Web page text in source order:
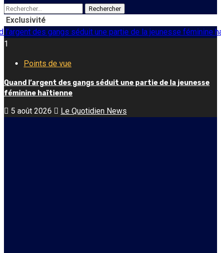
Rechercher :
Exclusivité
des gangs séduit une partie de la jeunesse féminine
1
Points de vue
Quand l’argent des gangs séduit une partie de la jeunesse
féminine haïtienne
5 août 2026 Le Quotidien News